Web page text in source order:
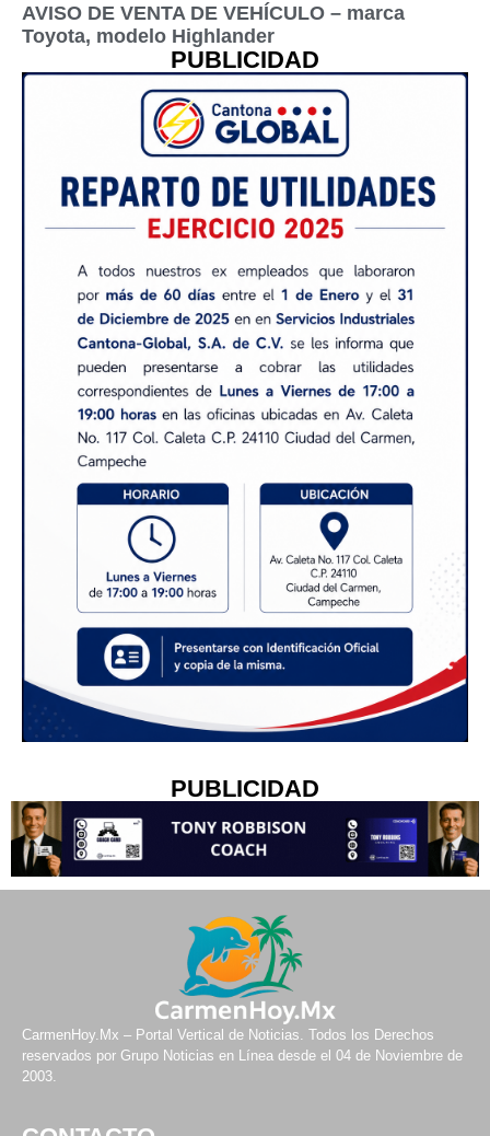
AVISO DE VENTA DE VEHÍCULO – marca
Toyota, modelo Highlander
PUBLICIDAD
PUBLICIDAD
CarmenHoy.Mx – Portal Vertical de Noticias. Todos los Derechos
reservados por Grupo Noticias en Línea desde el 04 de Noviembre de
2003.